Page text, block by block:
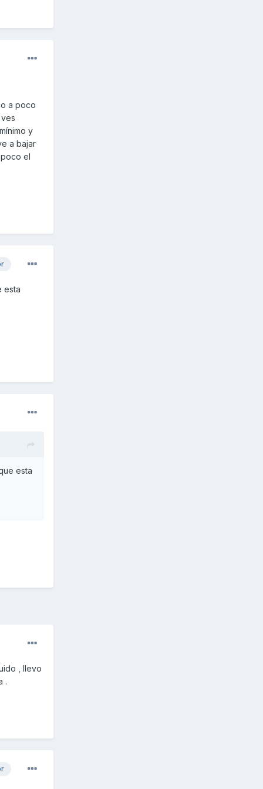
a poco
y
a bajar
el
esta
esta
, llevo
.